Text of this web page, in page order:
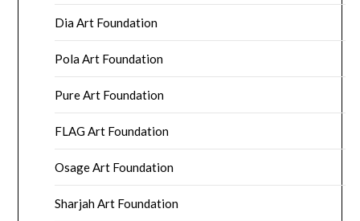
Dia Art Foundation
Pola Art Foundation
Pure Art Foundation
FLAG Art Foundation
Osage Art Foundation
Sharjah Art Foundation